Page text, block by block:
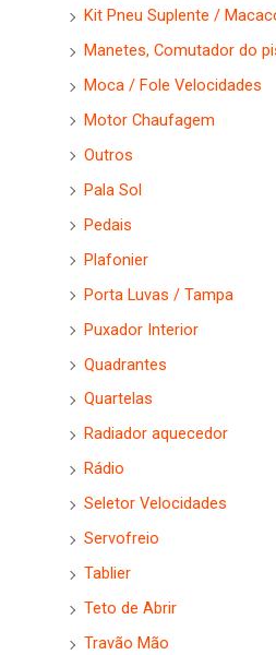
Kit Pneu Suplente /
Manetes, Comutador do
Moca / Fole Velocidades
Motor Chaufagem
Outros
Pala Sol
Pedais
Plafonier
Porta Luvas / Tampa
Puxador Interior
Quadrantes
Quartelas
Radiador aquecedor
Rádio
Seletor Velocidades
Servofreio
Tablier
Teto de Abrir
Travão Mão